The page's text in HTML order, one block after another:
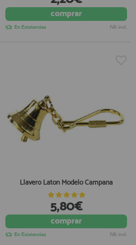
comprar
En Existencias IVA incl.
Llavero Laton Modelo Campana
5,80€
comprar
En Existencias IVA incl.